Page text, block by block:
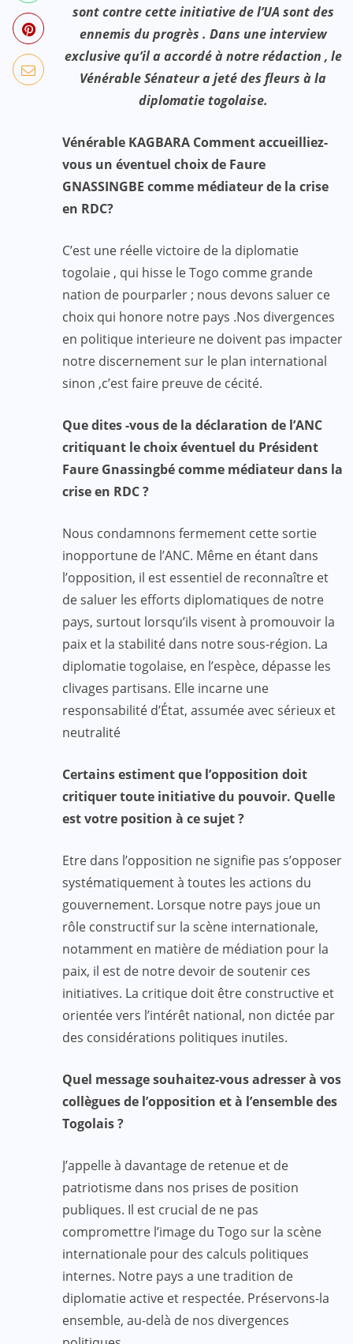
sont contre cette initiative de l’UA sont des
ennemis du progrès . Dans une interview
exclusive qu’il a accordé à notre rédaction , le
Vénérable Sénateur a jeté des fleurs à la
diplomatie togolaise.
Vénérable KAGBARA Comment accueilliez-
vous un éventuel choix de Faure
GNASSINGBE comme médiateur de la crise
en RDC?
C’est une réelle victoire de la diplomatie
togolaie , qui hisse le Togo comme grande
nation de pourparler ; nous devons saluer ce
choix qui honore notre pays .Nos divergences
en politique interieure ne doivent pas impacter
notre discernement sur le plan international
sinon ,c’est faire preuve de cécité.
Que dites -vous de la déclaration de l’ANC
critiquant le choix éventuel du Président
Faure Gnassingbé comme médiateur dans la
crise en RDC ?
Nous condamnons fermement cette sortie
inopportune de l’ANC. Même en étant dans
l’opposition, il est essentiel de reconnaître et
de saluer les efforts diplomatiques de notre
pays, surtout lorsqu’ils visent à promouvoir la
paix et la stabilité dans notre sous-région. La
diplomatie togolaise, en l’espèce, dépasse les
clivages partisans. Elle incarne une
responsabilité d’État, assumée avec sérieux et
neutralité
Certains estiment que l’opposition doit
critiquer toute initiative du pouvoir. Quelle
est votre position à ce sujet ?
Etre dans l’opposition ne signifie pas s’opposer
systématiquement à toutes les actions du
gouvernement. Lorsque notre pays joue un
rôle constructif sur la scène internationale,
notamment en matière de médiation pour la
paix, il est de notre devoir de soutenir ces
initiatives. La critique doit être constructive et
orientée vers l’intérêt national, non dictée par
des considérations politiques inutiles.
Quel message souhaitez-vous adresser à vos
collègues de l’opposition et à l’ensemble des
Togolais ?
J’appelle à davantage de retenue et de
patriotisme dans nos prises de position
publiques. Il est crucial de ne pas
compromettre l’image du Togo sur la scène
internationale pour des calculs politiques
internes. Notre pays a une tradition de
diplomatie active et respectée. Préservons-la
ensemble, au-delà de nos divergences